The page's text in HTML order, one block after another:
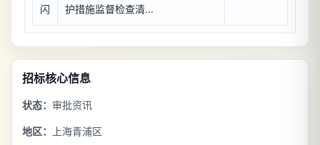
闪
护措施监督检查清...
招标核心信息
状态： 审批资讯
地区：
上海青浦区